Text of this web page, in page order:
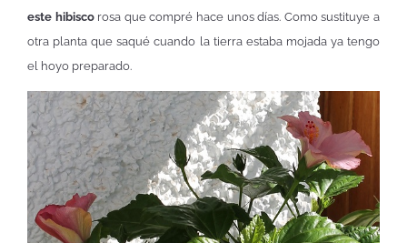
este hibiscorosa que compré hace unos días. Como sustituye a
otra planta que saqué cuando la tierra estaba mojada ya tengo
el hoyo preparado.